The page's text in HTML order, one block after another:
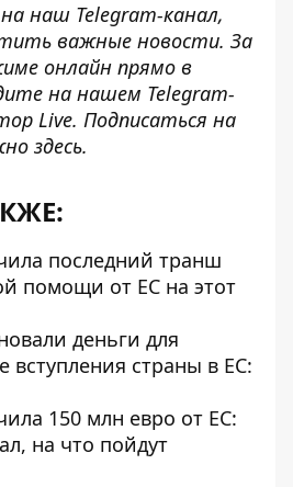
на наш Telegram-канал,
важные новости. За
онлайн прямо в
на нашем Telegram-
Live. Подписаться на
здесь.
последний транш
помощи от ЕС на этот
деньги для
вступления страны в ЕС:
150 млн евро от ЕС:
на что пойдут